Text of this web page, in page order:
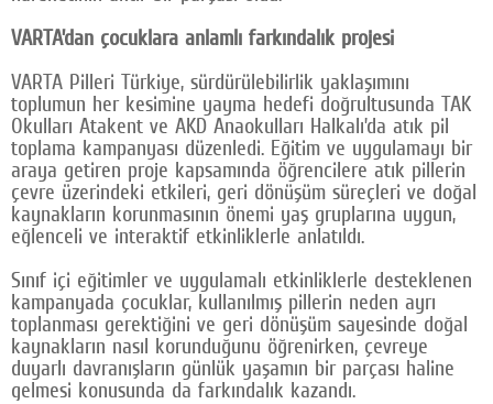
VARTA’dan çocuklara anlamlı farkındalık projesi
VARTA Pilleri Türkiye, sürdürülebilirlik yaklaşımını
toplumun her kesimine yayma hedefi doğrultusunda TAK
Okulları Atakent ve AKD Anaokulları Halkalı’da atık pil
toplama kampanyası düzenledi. Eğitim ve uygulamayı bir
araya getiren proje kapsamında öğrencilere atık pillerin
çevre üzerindeki etkileri, geri dönüşüm süreçleri ve doğal
kaynakların korunmasının önemi yaş gruplarına uygun,
eğlenceli ve interaktif etkinliklerle anlatıldı.
Sınıf içi eğitimler ve uygulamalı etkinliklerle desteklenen
kampanyada çocuklar, kullanılmış pillerin neden ayrı
toplanması gerektiğini ve geri dönüşüm sayesinde doğal
kaynakların nasıl korunduğunu öğrenirken, çevreye
duyarlı davranışların günlük yaşamın bir parçası haline
gelmesi konusunda da farkındalık kazandı.